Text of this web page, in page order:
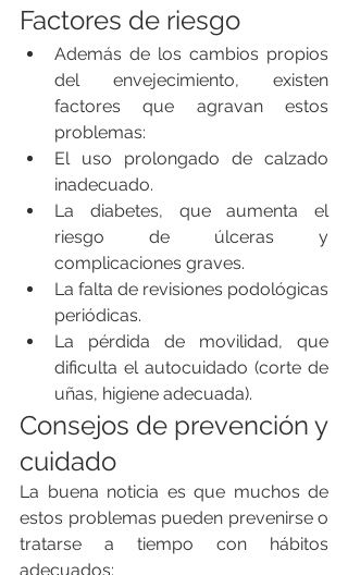
Factores de riesgo
Además de los cambios propios
del envejecimiento, existen
factores que agravan estos
problemas:
El uso prolongado de calzado
inadecuado.
La diabetes, que aumenta el
riesgo de úlceras y
complicaciones graves.
La falta de revisiones podológicas
periódicas.
La pérdida de movilidad, que
dificulta el autocuidado (corte de
uñas, higiene adecuada).
Consejos de prevención y
cuidado
La buena noticia es que muchos de
estos problemas pueden prevenirse o
tratarse a tiempo con hábitos
adecuados: